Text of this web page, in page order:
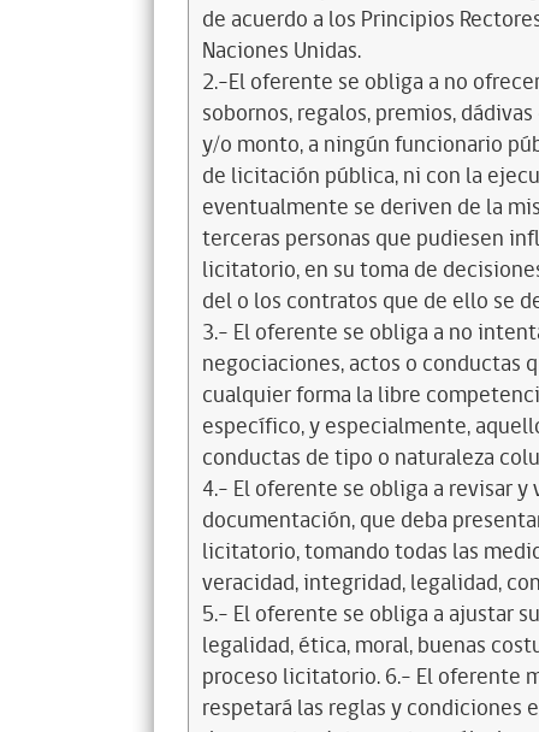
de acuerdo a los Principios
Naciones Unidas.
2.-El oferente se obliga a no
sobornos, regalos, premios,
y/o monto, a ningún funcionario
de licitación pública, ni con la
eventualmente se deriven de la
terceras personas que pudiesen
licitatorio, en su toma de
del o los contratos que de ello se
3.- El oferente se obliga a no
negociaciones, actos o conductas
cualquier forma la libre
específico, y especialmente,
conductas de tipo o naturaleza
4.- El oferente se obliga a revisar
documentación, que deba
licitatorio, tomando todas las
veracidad, integridad, legalidad,
5.- El oferente se obliga a ajustar
legalidad, ética, moral, buenas
proceso licitatorio. 6.- El oferente
respetará las reglas y condiciones